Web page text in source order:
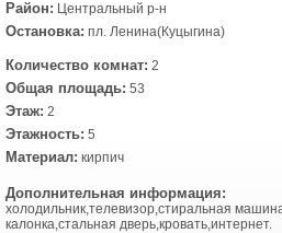
Район: Центральный р-н
Остановка: пл. Ленина(Куцыгина)
Количество комнат: 2
Общая площадь: 53
Этаж: 2
Этажность: 5
Материал: кирпич
Дополнительная информация:
холодильник,телевизор,стиральная
калонка,стальная дверь,кровать,интернет.